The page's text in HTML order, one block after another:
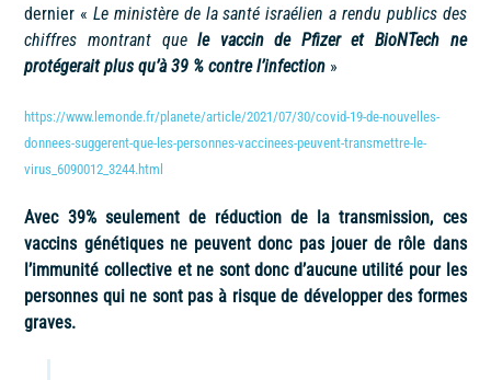
dernier «Le ministère de la santé israélien a rendu publics des
chiffres montrant quele vaccin de Pfizer et BioNTech ne
protégerait plus qu’à 39 % contre l’infection »
https://www.lemonde.fr/planete/article/2021/07/30/covid-19-de-nouvelles-
donnees-suggerent-que-les-personnes-vaccinees-peuvent-transmettre-le-
virus_6090012_3244.html
Avec 39% seulement de réduction de la transmission, ces
vaccins génétiques ne peuvent donc pas jouer de rôle dans
l’immunité collective et ne sont donc d’aucune utilité pour les
personnes qui ne sont pas à risque de développer des formes
graves.